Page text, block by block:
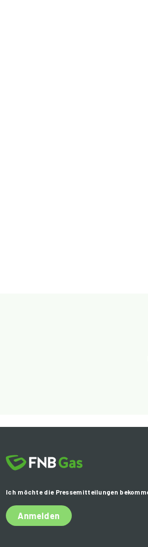
Ich möchte die Pressemitteilungen
Anmelden